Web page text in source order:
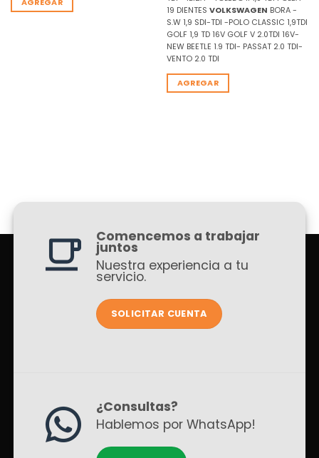
AGREGAR
19 DIENTES VOLKSWAGEN BORA -
S.W 1,9 SDI-TDI -POLO CLASSIC 1,9TDI
GOLF 1,9 TD 16V GOLF V 2.0TDI 16V-
NEW BEETLE 1.9 TDI- PASSAT 2.0 TDI-
VENTO 2.0 TDI
AGREGAR
Comencemos a trabajar
juntos
Nuestra experiencia a tu
servicio.
SOLICITAR CUENTA
¿Consultas?
Hablemos por WhatsApp!